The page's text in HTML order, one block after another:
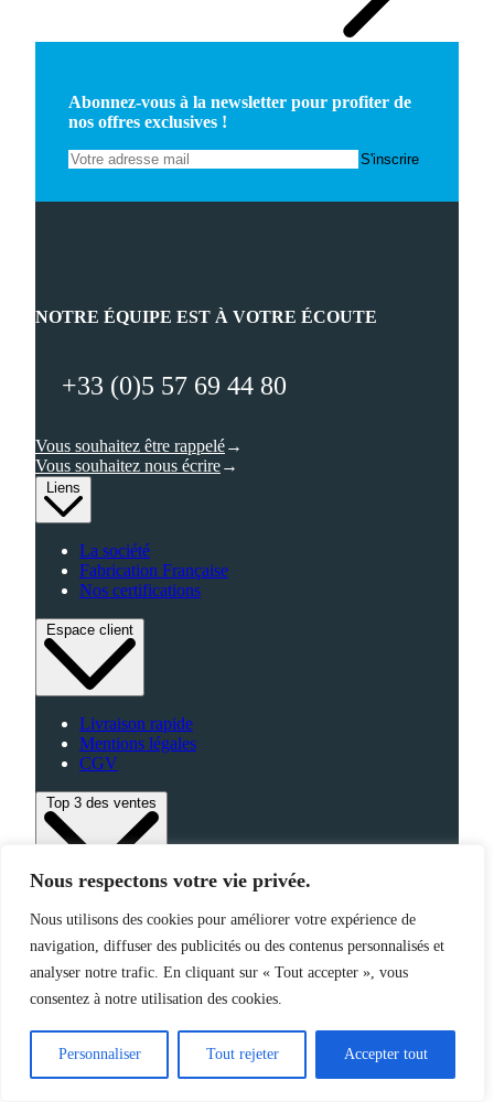
Nous respectons votre vie privée.
Nous utilisons des cookies pour améliorer votre expérience de
navigation, diffuser des publicités ou des contenus personnalisés et
analyser notre trafic. En cliquant sur « Tout accepter », vous
consentez à notre utilisation des cookies.
Personnaliser Tout rejeter Accepter tout
Abonnez-vous à la newsletter pour profiter de
nos offres exclusives !
Liens
La société
Fabrication Française
Nos certifications
Espace client
Livraison rapide
Mentions légales
CGV
Top 3 des ventes
High-Tech
Fabriqué en France
NOTRE ÉQUIPE EST À VOTRE ÉCOUTE
+33 (0)5 57 69 44 80
Vous souhaitez être rappelé
Vous souhaitez nous écrire
©2025 Jemapub – Tous droits réservés